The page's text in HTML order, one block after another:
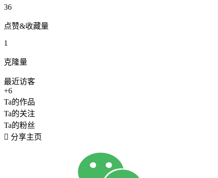
36
点赞&收藏量
1
克隆量
最近访客
+6
Ta的作品
Ta的关注
Ta的粉丝
 分享主页